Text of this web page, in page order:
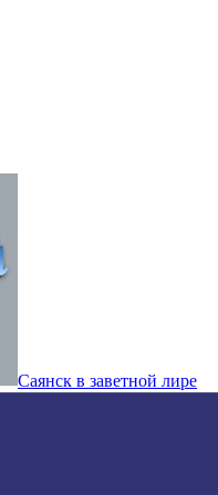
Саянск в заветной лире